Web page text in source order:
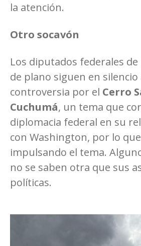
la atención.
Otro socavón
Los diputados federales
de plano siguen en silencio
controversia por el Cerro
Cuchumá, un tema que
diplomacia federal en su
con Washington, por lo
impulsando el tema.
no se saben otra que sus
políticas.